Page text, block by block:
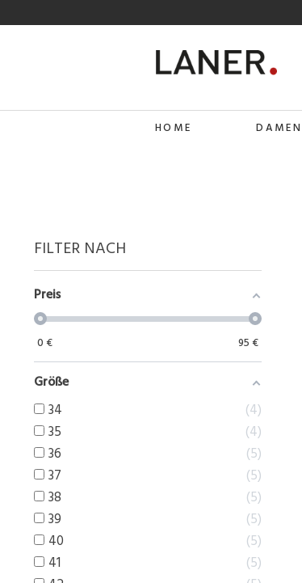
HOME DAMEN
FILTER NACH
Preis
0€ 95€
Größe
34
4
35
4
36
5
37
5
38
5
39
5
40
5
41
5